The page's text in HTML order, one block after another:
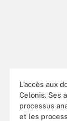
L’accès aux
Celonis. Ses
processus
et les